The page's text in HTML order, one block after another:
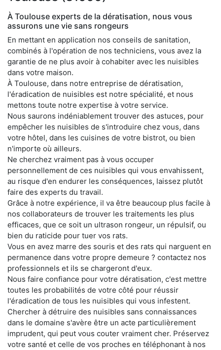
À Toulouse experts de la dératisation, nous vous
assurons une vie sans rongeurs
En mettant en application nos conseils de sanitation,
combinés à l'opération de nos techniciens, vous avez la
garantie de ne plus avoir à cohabiter avec les nuisibles
dans votre maison.
À Toulouse, dans notre entreprise de dératisation,
l'éradication de nuisibles est notre spécialité, et nous
mettons toute notre expertise à votre service.
Nous saurons indéniablement trouver des astuces, pour
empêcher les nuisibles de s'introduire chez vous, dans
votre hôtel, dans les cuisines de votre bistrot, ou bien
n'importe où ailleurs.
Ne cherchez vraiment pas à vous occuper
personnellement de ces nuisibles qui vous envahissent,
au risque d'en endurer les conséquences, laissez plutôt
faire des experts du travail.
Grâce à notre expérience, il va être beaucoup plus facile à
nos collaborateurs de trouver les traitements les plus
efficaces, que ce soit un ultrason rongeur, un répulsif, ou
bien du raticide pour tuer vos rats.
Vous en avez marre des souris et des rats qui narguent en
permanence dans votre propre demeure ? contactez nos
professionnels et ils se chargeront d'eux.
Nous faire confiance pour votre dératisation, c'est mettre
toutes les probabilités de votre côté pour réussir
l'éradication de tous les nuisibles qui vous infestent.
Chercher à détruire des nuisibles sans connaissances
dans le domaine s'avère être un acte particulièrement
imprudent, qui peut vous couter vraiment cher. Préservez
votre santé et celle de vos proches en téléphonant à nos